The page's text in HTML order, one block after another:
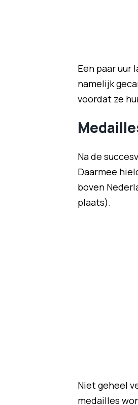
Een paar uur
namelijk
voordat ze
Na de
Daarmee
boven
plaats).
Niet geheel
medailles